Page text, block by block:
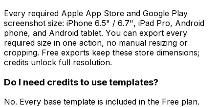
Every required Apple App Store and Google Play
screenshot size: iPhone 6.5" / 6.7", iPad Pro, Android
phone, and Android tablet. You can export every
required size in one action, no manual resizing or
cropping. Free exports keep these store dimensions;
credits unlock full resolution.
Do I need credits to use templates?
No. Every base template is included in the Free plan.